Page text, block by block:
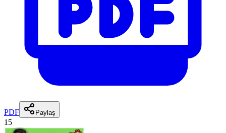
PDF Paylaş
15